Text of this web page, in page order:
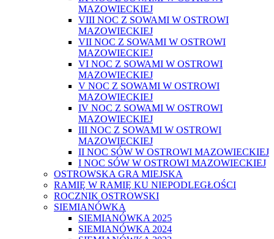
MAZOWIECKIEJ
VIII NOC Z SOWAMI W OSTROWI
MAZOWIECKIEJ
VII NOC Z SOWAMI W OSTROWI
MAZOWIECKIEJ
VI NOC Z SOWAMI W OSTROWI
MAZOWIECKIEJ
V NOC Z SOWAMI W OSTROWI
MAZOWIECKIEJ
IV NOC Z SOWAMI W OSTROWI
MAZOWIECKIEJ
III NOC Z SOWAMI W OSTROWI
MAZOWIECKIEJ
II NOC SÓW W OSTROWI MAZOWIECKIEJ
I NOC SÓW W OSTROWI MAZOWIECKIEJ
OSTROWSKA GRA MIEJSKA
RAMIĘ W RAMIĘ KU NIEPODLEGŁOŚCI
ROCZNIK OSTROWSKI
SIEMIANÓWKA
SIEMIANÓWKA 2025
SIEMIANÓWKA 2024